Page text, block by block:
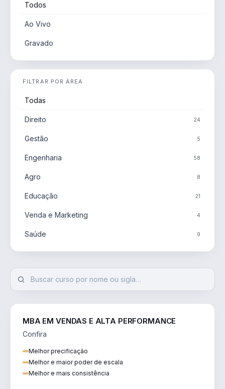
Todos
Ao Vivo
Gravado
FILTRAR POR ÁREA
Todas
Direito 24
Gestão 5
Engenharia 58
Agro 8
Educação 21
Venda e Marketing 4
Saúde 9
MBA EM VENDAS E ALTA PERFORMANCE
Confira
Melhor precificação
Melhor e maior poder de escala
Melhor e mais consistência